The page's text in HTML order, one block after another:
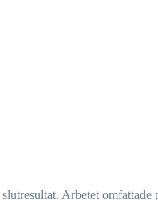
Arbetet omfattade